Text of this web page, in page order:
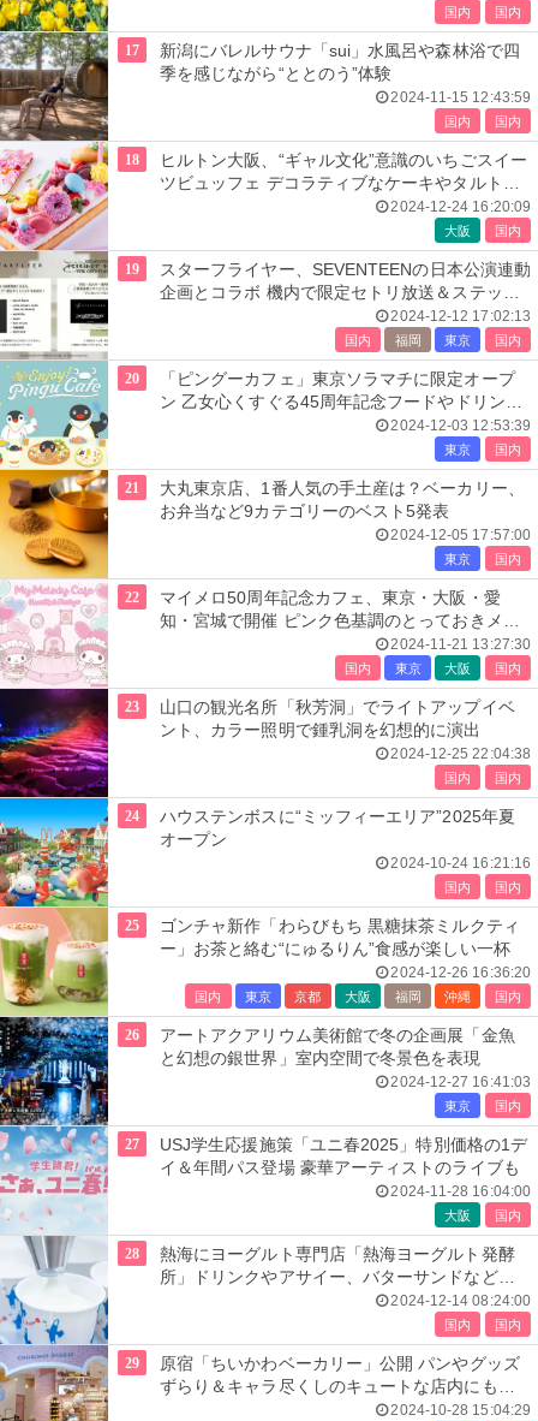
国内 国内
17
新潟にバレルサウナ「sui」水風呂や森林浴で四
季を感じながら“ととのう”体験
2024-11-15 12:43:59
国内 国内
18
ヒルトン大阪、“ギャル文化”意識のいちごスイー
ツビュッフェ デコラティブなケーキやタルトな
2024-12-24 16:20:09
大阪 国内
19
スターフライヤー、SEVENTEENの日本公演連動
企画とコラボ 機内で限定セトリ放送＆ステッカ
2024-12-12 17:02:13
国内 福岡 東京 国内
20
「ピングーカフェ」東京ソラマチに限定オープ
ン 乙女心くすぐる45周年記念フードやドリンク
2024-12-03 12:53:39
東京 国内
21
大丸東京店、1番人気の手土産は？ベーカリー、
お弁当など9カテゴリーのベスト5発表
2024-12-05 17:57:00
東京 国内
22
マイメロ50周年記念カフェ、東京・大阪・愛
知・宮城で開催 ピンク色基調のとっておきメニ
2024-11-21 13:27:30
国内 東京 大阪 国内
23
山口の観光名所「秋芳洞」でライトアップイベ
ント、カラー照明で鍾乳洞を幻想的に演出
2024-12-25 22:04:38
国内 国内
24
ハウステンボスに“ミッフィーエリア”2025年夏
オープン
2024-10-24 16:21:16
国内 国内
25
ゴンチャ新作「わらびもち 黒糖抹茶ミルクティ
ー」お茶と絡む“にゅるりん”食感が楽しい一杯
2024-12-26 16:36:20
国内 東京 京都 大阪 福岡 沖縄 国内
26
アートアクアリウム美術館で冬の企画展「金魚
と幻想の銀世界」室内空間で冬景色を表現
2024-12-27 16:41:03
東京 国内
27
USJ学生応援施策「ユニ春2025」特別価格の1デ
イ＆年間パス登場 豪華アーティストのライブも
2024-11-28 16:04:00
大阪 国内
28
熱海にヨーグルト専門店「熱海ヨーグルト発酵
所」ドリンクやアサイー、バターサンドなどお
2024-12-14 08:24:00
国内 国内
29
原宿「ちいかわベーカリー」公開 パンやグッズ
ずらり＆キャラ尽くしのキュートな店内にも注
2024-10-28 15:04:29